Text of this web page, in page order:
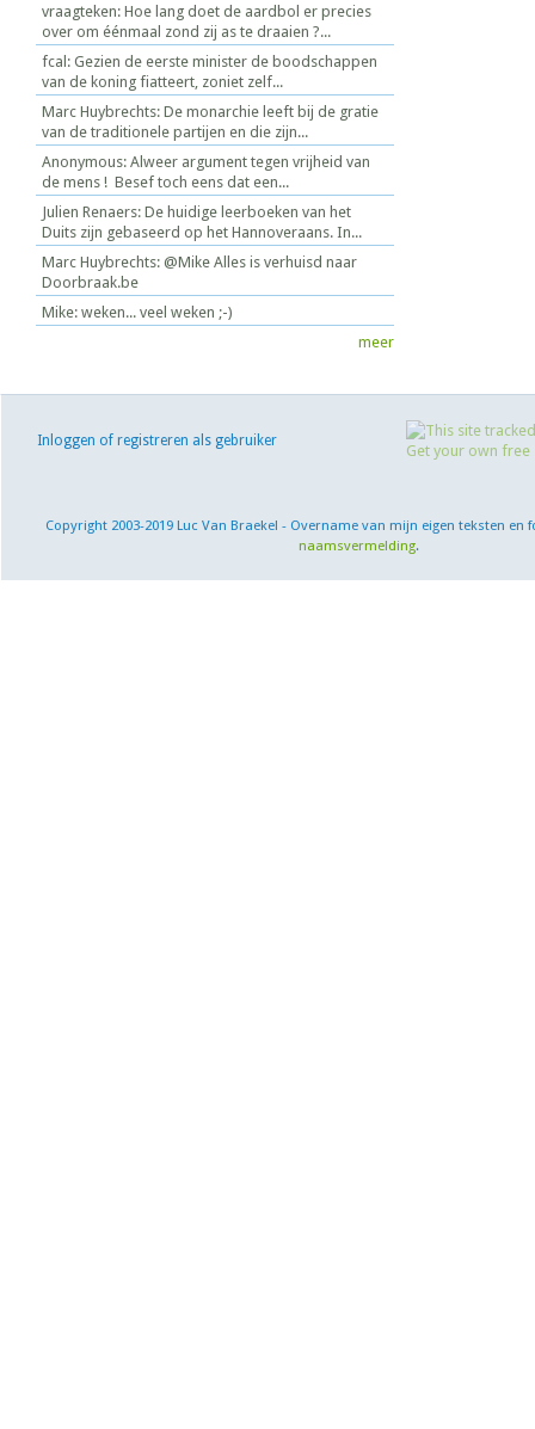
vraagteken: Hoe lang doet de aardbol er precies
over om éénmaal zond zij as te draaien ?...
fcal: Gezien de eerste minister de boodschappen
van de koning fiatteert, zoniet zelf...
Marc Huybrechts: De monarchie leeft bij de gratie
van de traditionele partijen en die zijn...
Anonymous: Alweer argument tegen vrijheid van
de mens ! Besef toch eens dat een...
Julien Renaers: De huidige leerboeken van het
Duits zijn gebaseerd op het Hannoveraans. In...
Marc Huybrechts: @Mike Alles is verhuisd naar
Doorbraak.be
Mike: weken... veel weken ;-)
meer
Inloggen of registreren als gebruiker
Copyright 2003-2019 Luc Van Braekel - Overname van mijn eigen teksten en
naamsvermelding.